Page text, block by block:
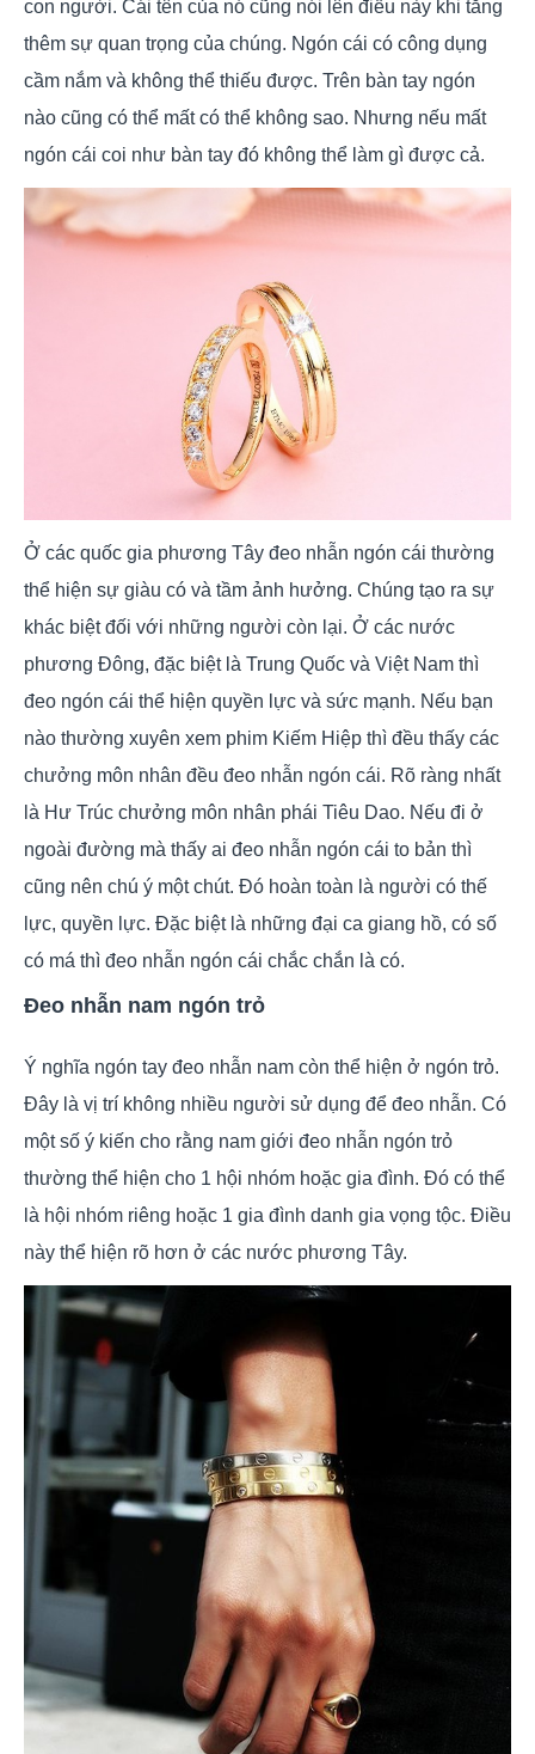
con người. Cái tên của nó cũng nói lên điều này khi tăng
thêm sự quan trọng của chúng. Ngón cái có công dụng
cầm nắm và không thể thiếu được. Trên bàn tay ngón
nào cũng có thể mất có thể không sao. Nhưng nếu mất
ngón cái coi như bàn tay đó không thể làm gì được cả.
Ở các quốc gia phương Tây đeo nhẫn ngón cái thường
thể hiện sự giàu có và tầm ảnh hưởng. Chúng tạo ra sự
khác biệt đối với những người còn lại. Ở các nước
phương Đông, đặc biệt là Trung Quốc và Việt Nam thì
đeo ngón cái thể hiện quyền lực và sức mạnh. Nếu bạn
nào thường xuyên xem phim Kiếm Hiệp thì đều thấy các
chưởng môn nhân đều đeo nhẫn ngón cái. Rõ ràng nhất
là Hư Trúc chưởng môn nhân phái Tiêu Dao. Nếu đi ở
ngoài đường mà thấy ai đeo nhẫn ngón cái to bản thì
cũng nên chú ý một chút. Đó hoàn toàn là người có thế
lực, quyền lực. Đặc biệt là những đại ca giang hồ, có số
có má thì đeo nhẫn ngón cái chắc chắn là có.
Đeo nhẫn nam ngón trỏ
Ý nghĩa ngón tay đeo nhẫn nam còn thể hiện ở ngón trỏ.
Đây là vị trí không nhiều người sử dụng để đeo nhẫn. Có
một số ý kiến cho rằng nam giới đeo nhẫn ngón trỏ
thường thể hiện cho 1 hội nhóm hoặc gia đình. Đó có thể
là hội nhóm riêng hoặc 1 gia đình danh gia vọng tộc. Điều
này thể hiện rõ hơn ở các nước phương Tây.